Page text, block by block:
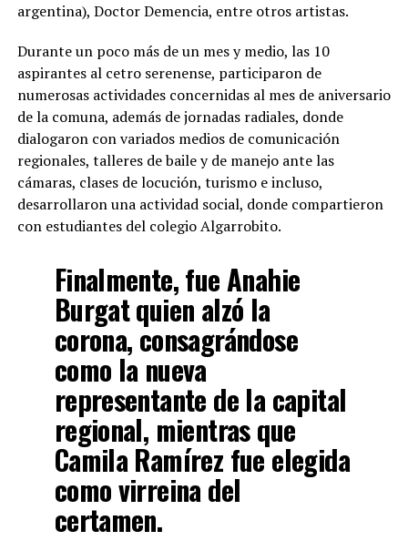
argentina), Doctor Demencia, entre otros artistas.
Durante un poco más de un mes y medio, las 10
aspirantes al cetro serenense, participaron de
numerosas actividades concernidas al mes de aniversario
de la comuna, además de jornadas radiales, donde
dialogaron con variados medios de comunicación
regionales, talleres de baile y de manejo ante las
cámaras, clases de locución, turismo e incluso,
desarrollaron una actividad social, donde compartieron
con estudiantes del colegio Algarrobito.
Finalmente, fue Anahie
Burgat quien alzó la
corona, consagrándose
como la nueva
representante de la capital
regional, mientras que
Camila Ramírez fue elegida
como virreina del
certamen.